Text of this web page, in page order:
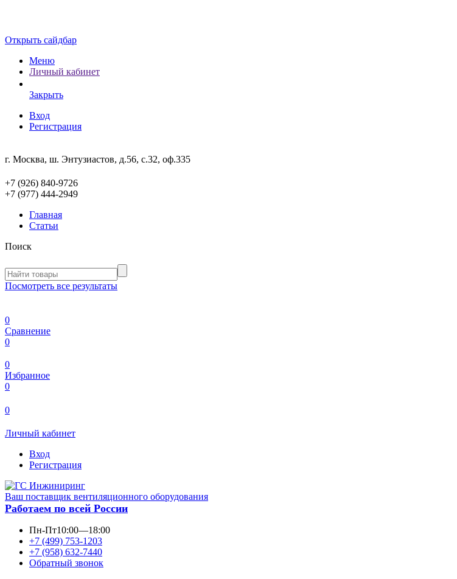
Открыть сайдбар
Меню
Личный кабинет
Закрыть
Вход
Регистрация
г. Москва, ш. Энтузиастов, д.56, с.32, оф.335
+7 (926) 840-9726
+7 (977) 444-2949
Главная
Статьи
Поиск
Посмотреть все результаты
0
Сравнение
0
0
Избранное
0
0
Личный кабинет
Вход
Регистрация
Ваш поставщик вентиляционного оборудования
Работаем по всей России
Пн-Пт10:00—18:00
+7 (499) 753-1203
+7 (958) 632-7440
Обратный звонок